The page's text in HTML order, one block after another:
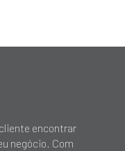
encontrar
negócio. Com